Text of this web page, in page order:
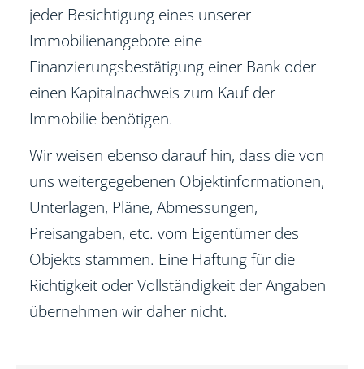
jeder Besichtigung eines unserer
Immobilienangebote eine
Finanzierungsbestätigung einer Bank oder
einen Kapitalnachweis zum Kauf der
Immobilie benötigen.
Wir weisen ebenso darauf hin, dass die von
uns weitergegebenen Objektinformationen,
Unterlagen, Pläne, Abmessungen,
Preisangaben, etc. vom Eigentümer des
Objekts stammen. Eine Haftung für die
Richtigkeit oder Vollständigkeit der Angaben
übernehmen wir daher nicht.